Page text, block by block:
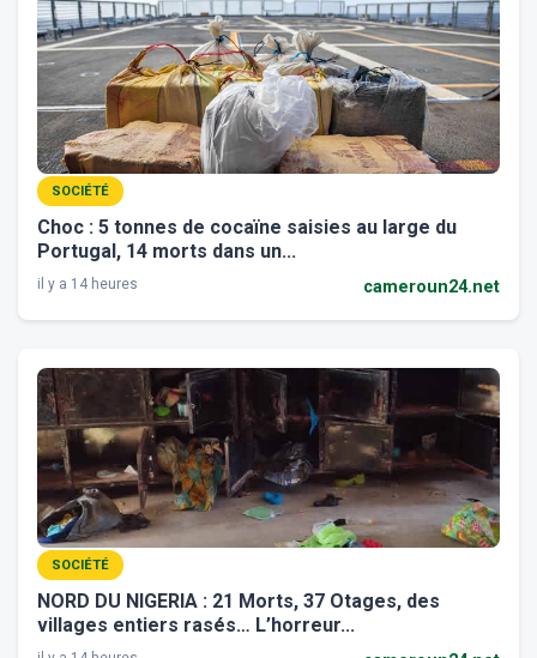
SOCIÉTÉ
Choc : 5 tonnes de cocaïne saisies au large du
Portugal, 14 morts dans un...
il y a 14 heures cameroun24.net
SOCIÉTÉ
NORD DU NIGERIA : 21 Morts, 37 Otages, des
villages entiers rasés… L’horreur...